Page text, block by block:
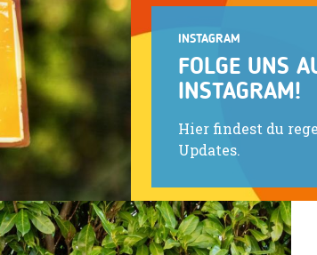
INSTAGRAM
FOLGE UNS
INSTAGRAM!
Hier findest du
Updates.